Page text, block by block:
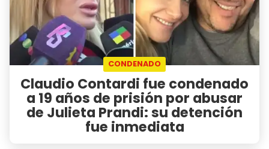
CONDENADO
Claudio Contardi fue condenado
a 19 años de prisión por abusar
de Julieta Prandi: su detención
fue inmediata